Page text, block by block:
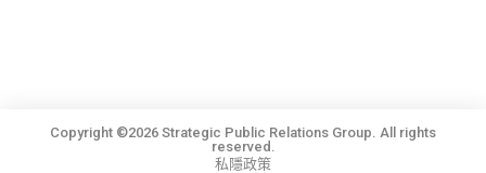
Copyright ©2026 Strategic Public Relations Group. All rights
reserved.
私隱政策